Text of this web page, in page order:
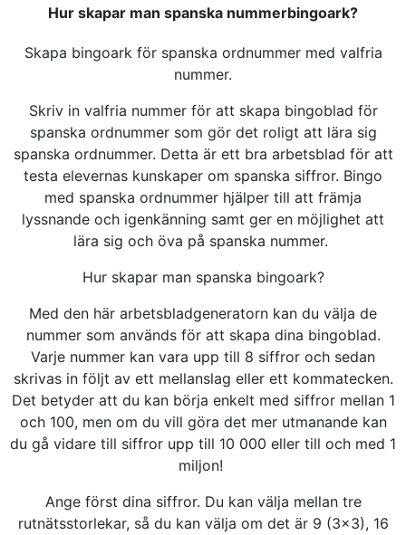
Hur skapar man spanska nummerbingoark?
Skapa bingoark för spanska ordnummer med valfria
nummer.
Skriv in valfria nummer för att skapa bingoblad för
spanska ordnummer som gör det roligt att lära sig
spanska ordnummer. Detta är ett bra arbetsblad för att
testa elevernas kunskaper om spanska siffror. Bingo
med spanska ordnummer hjälper till att främja
lyssnande och igenkänning samt ger en möjlighet att
lära sig och öva på spanska nummer.
Hur skapar man spanska bingoark?
Med den här arbetsbladgeneratorn kan du välja de
nummer som används för att skapa dina bingoblad.
Varje nummer kan vara upp till 8 siffror och sedan
skrivas in följt av ett mellanslag eller ett kommatecken.
Det betyder att du kan börja enkelt med siffror mellan 1
och 100, men om du vill göra det mer utmanande kan
du gå vidare till siffror upp till 10 000 eller till och med 1
miljon!
Ange först dina siffror. Du kan välja mellan tre
rutnätsstorlekar, så du kan välja om det är 9 (3x3), 16